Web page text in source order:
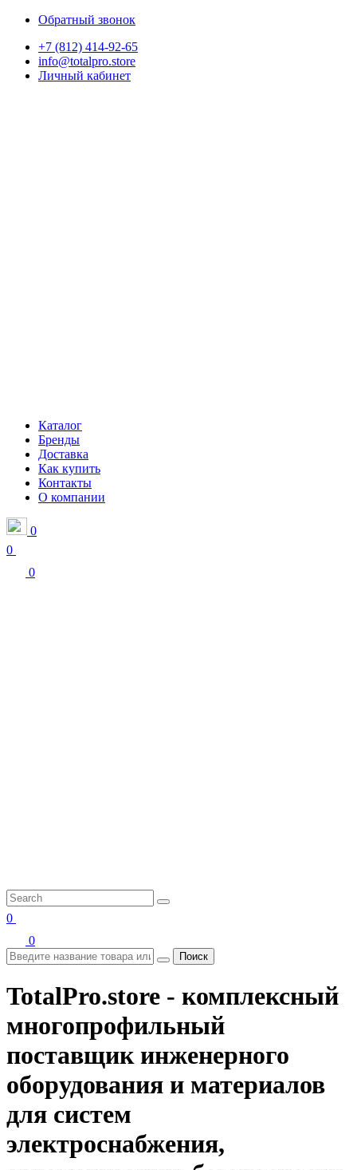
Обратный звонок
+7 (812) 414-92-65
info@totalpro.store
Личный кабинет
Каталог
Бренды
Доставка
Как купить
Контакты
О компании
0
0
0
0
0
Поиск
TotalPro.store - комплексный
многопрофильный
поставщик инженерного
оборудования и материалов
для систем
электроснабжения,